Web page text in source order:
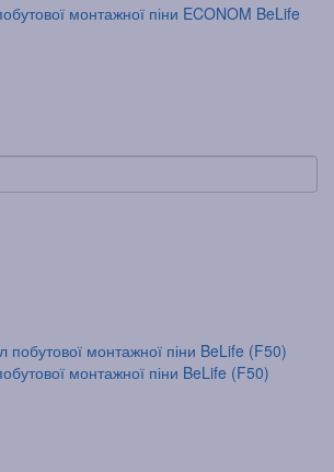
монтажної піни ECONOM BeLife
монтажної піни BeLife (F50)